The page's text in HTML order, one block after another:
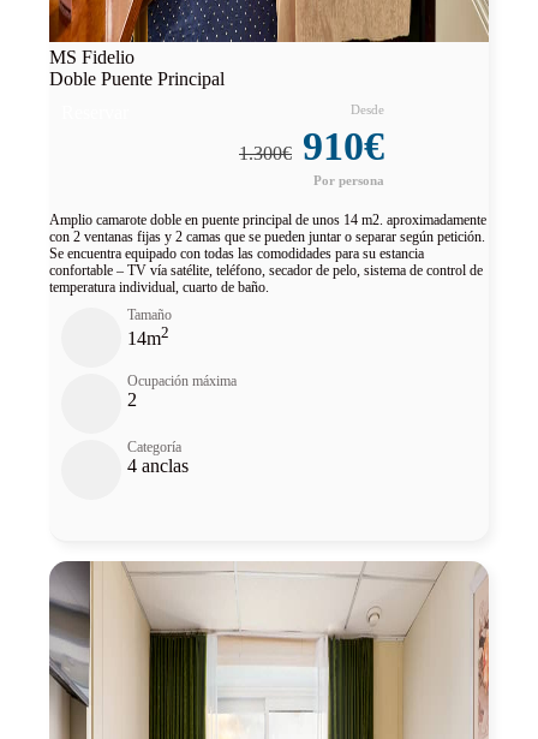
MS Fidelio
Doble Puente Principal
1.300€ 910€
Amplio camarote doble en puente principal de unos 14 m2. aproximadamente
con 2 ventanas fijas y 2 camas que se pueden juntar o separar según petición.
Se encuentra equipado con todas las comodidades para su estancia
confortable – TV vía satélite, teléfono, secador de pelo, sistema de control de
temperatura individual, cuarto de baño.
Tamaño
14m2
Ocupación máxima
2
Categoría
4 anclas